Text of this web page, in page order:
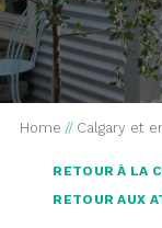
Home // Calgary et
RETOUR À LA
RETOUR AUX